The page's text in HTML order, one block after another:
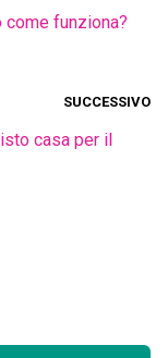
come funziona?
SUCCESSIVO
casa per il